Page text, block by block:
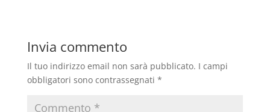
Invia commento
Il tuo indirizzo email non sarà pubblicato. I campi
obbligatori sono contrassegnati *